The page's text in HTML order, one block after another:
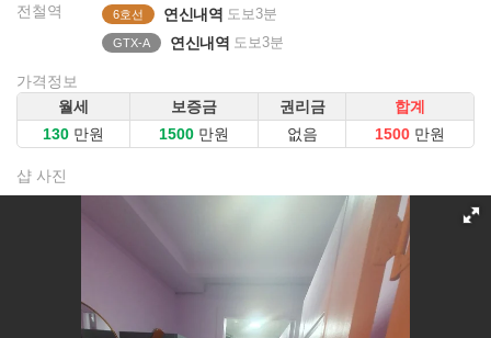
전철역
6호선 연신내역 도보3분
GTX-A 연신내역 도보3분
가격정보
월세
보증금 권리금
합계
만원
만원 없음 만원
샵 사진